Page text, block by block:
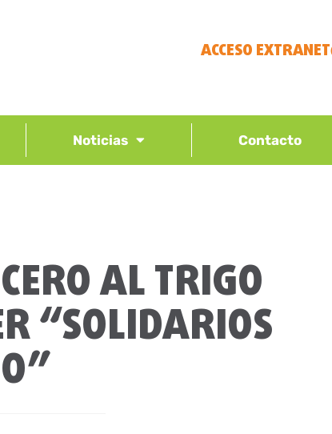
ACCESO EXTRANET
Noticias Contacto
AL TRIGO
“SOLIDARIOS